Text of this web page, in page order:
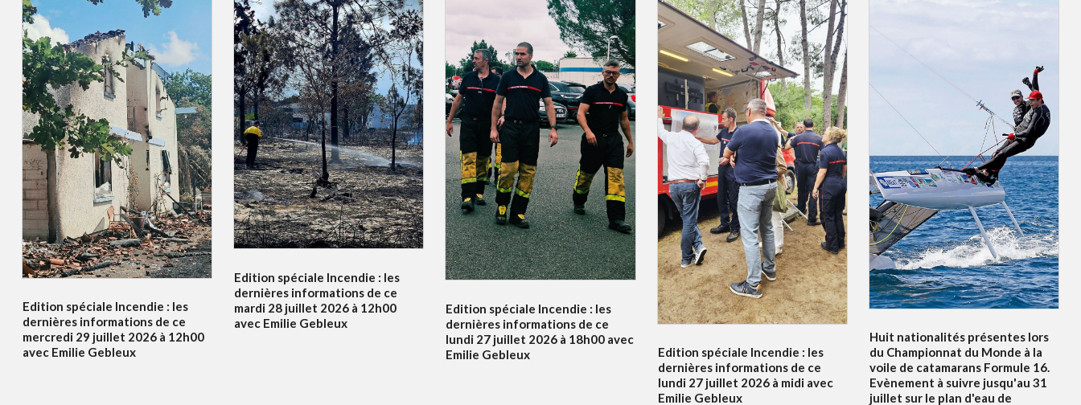
Edition spéciale Incendie : les
dernières informations de ce
mercredi 29 juillet 2026 à 12h00
avec Emilie Gebleux
Edition spéciale Incendie : les
dernières informations de ce
mardi 28 juillet 2026 à 12h00
avec Emilie Gebleux
Edition spéciale Incendie : les
dernières informations de ce
lundi 27 juillet 2026 à 18h00 avec
Emilie Gebleux
Edition spéciale Incendie : les
dernières informations de ce
lundi 27 juillet 2026 à midi avec
Emilie Gebleux
Huit nationalités présentes lors
du Championnat du Monde à la
voile de catamarans Formule 16.
Evènement à suivre jusqu'au 31
juillet sur le plan d'eau de